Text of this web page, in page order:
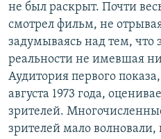
не был раскрыт. Почти
смотрел фильм, не
задумываясь над тем, что
реальности не имевшая
Аудитория первого
августа 1973 года,
зрителей.
зрителей мало волновали,